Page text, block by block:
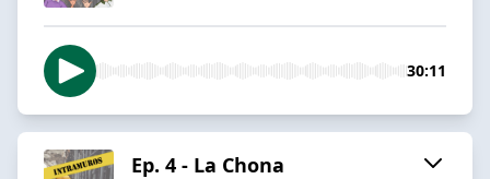
30:11
Ep. 4 - La Chona